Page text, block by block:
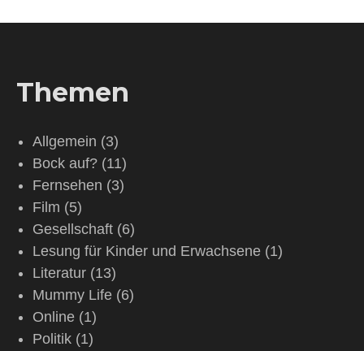
Themen
Allgemein (3)
Bock auf? (11)
Fernsehen (3)
Film (5)
Gesellschaft (6)
Lesung für Kinder und Erwachsene (1)
Literatur (13)
Mummy Life (6)
Online (1)
Politik (1)